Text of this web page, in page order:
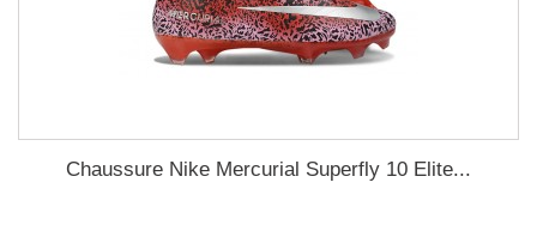
Chaussure Nike Mercurial Superfly 10 Elite...